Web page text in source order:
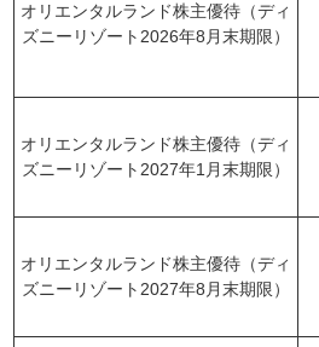
オリエンタルランド株主優待（ディ
ズニーリゾート2026年8月末期限）
オリエンタルランド株主優待（ディ
ズニーリゾート2027年1月末期限）
オリエンタルランド株主優待（ディ
ズニーリゾート2027年8月末期限）